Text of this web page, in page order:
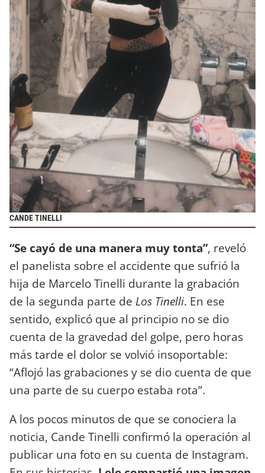
CANDE TINELLI
“Se cayó de una manera muy tonta”, reveló
el panelista sobre el accidente que sufrió la
hija de Marcelo Tinelli durante la grabación
de la segunda parte de Los Tinelli. En ese
sentido, explicó que al principio no se dio
cuenta de la gravedad del golpe, pero horas
más tarde el dolor se volvió insoportable:
“Aflojó las grabaciones y se dio cuenta de que
una parte de su cuerpo estaba rota”.
A los pocos minutos de que se conociera la
noticia, Cande Tinelli confirmó la operación al
publicar una foto en su cuenta de Instagram.